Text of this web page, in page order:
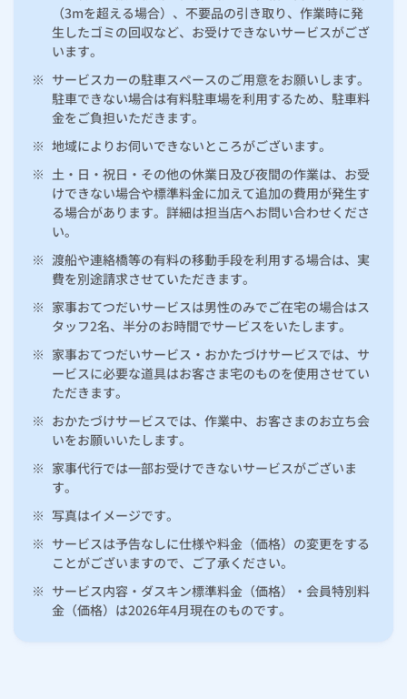
（3mを超える場合）、不要品の引き取り、作業時に発
生したゴミの回収など、お受けできないサービスがござ
います。
※ サービスカーの駐車スペースのご用意をお願いします。
駐車できない場合は有料駐車場を利用するため、駐車料
金をご負担いただきます。
※ 地域によりお伺いできないところがございます。
※ 土・日・祝日・その他の休業日及び夜間の作業は、お受
けできない場合や標準料金に加えて追加の費用が発生す
る場合があります。詳細は担当店へお問い合わせくださ
い。
※ 渡船や連絡橋等の有料の移動手段を利用する場合は、実
費を別途請求させていただきます。
※ 家事おてつだいサービスは男性のみでご在宅の場合はス
タッフ2名、半分のお時間でサービスをいたします。
※ 家事おてつだいサービス・おかたづけサービスでは、サ
ービスに必要な道具はお客さま宅のものを使用させてい
ただきます。
※ おかたづけサービスでは、作業中、お客さまのお立ち会
いをお願いいたします。
※ 家事代行では一部お受けできないサービスがございま
す。
※ 写真はイメージです。
※ サービスは予告なしに仕様や料金（価格）の変更をする
ことがございますので、ご了承ください。
※ サービス内容・ダスキン標準料金（価格）・会員特別料
金（価格）は2026年4月現在のものです。